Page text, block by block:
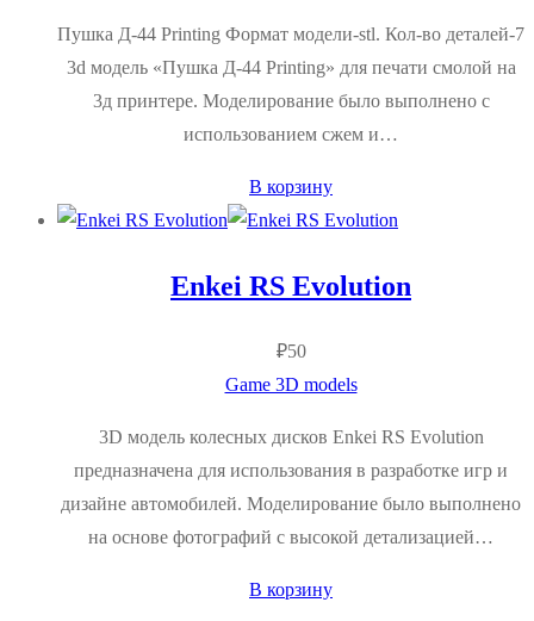
Пушка Д-44 Printing Формат модели-stl. Кол-во деталей-7
3d модель «Пушка Д-44 Printing» для печати смолой на
3д принтере. Моделирование было выполнено с
использованием сжем и…
В корзину
Enkei RS Evolution
₽50
Game 3D models
3D модель колесных дисков Enkei RS Evolution
предназначена для использования в разработке игр и
дизайне автомобилей. Моделирование было выполнено
на основе фотографий с высокой детализацией…
В корзину